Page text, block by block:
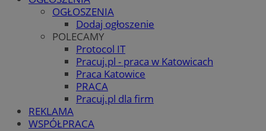
OGŁOSZENIA
Dodaj ogłoszenie
POLECAMY
Protocol IT
Pracuj.pl - praca w Katowicach
Praca Katowice
PRACA
Pracuj.pl dla firm
REKLAMA
WSPÓŁPRACA